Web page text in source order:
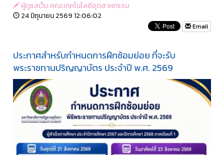
ผู้ดูแลเว็บ คณะเทคโนโลยีอุตสาหกรรม
24 มิถุนายน 2569 12:06:02
Email
ประกาศสำหรับกำหนดการฝึกซ้อมย่อย ที่จะรับ
พระราชทานปริญญาบัตร ประจำปี พ.ศ. 2569